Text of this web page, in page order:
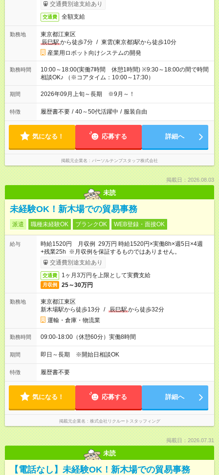
交通費別途支給あり
交通費 全額支給
勤務地
東京都江東区
辰巳駅から徒歩7分 / 東雲(東京都)駅から徒歩10分
産業用ロボット向けシステムの開発
勤務時間
10:00～18:00(実働7時間 休憩1時間) ※9:30～18:00の間で時間
相談OK♪ （※コアタイム：10:00～17:30）
期間 2026年09月上旬～長期 ※9月～！
特徴 履歴書不要 / 40～50代活躍中 / 服装自由
気になる！ 応募する 詳細へ
掲載元企業名 パーソルテンプスタッフ株式会社
掲載日：2026.08.03
未読
未経験OK！新木場での貿易事務
派遣 職種未経験OK ブランクOK WEB登録・面接OK
給与
時給1520円 月収例 29万円 時給1520円×実働8h×週5日×4週
+残業25h ※月収例を保証するものではありません。
交通費別途支給あり
交通費 1ヶ月3万円を上限として実費支給
月収例 25～30万円
勤務地
東京都江東区
新木場駅から徒歩13分 / 辰巳駅から徒歩32分
運輸・倉庫・物流業
勤務時間 09:00-18:00（休憩60分）実働8時間
期間 即日～長期 ※開始日相談OK
特徴 履歴書不要
気になる！ 応募する 詳細へ
掲載元企業名 株式会社リクルートスタッフィング
掲載日：2026.07.31
未読
【電話なし】未経験OK！新木場での貿易事務